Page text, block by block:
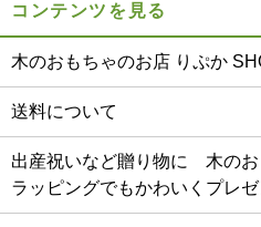
コンテンツを見る
木のおもちゃのお店 りぷか
送料について
出産祝いなど贈り物に 木の
ラッピングでもかわいくプレゼ